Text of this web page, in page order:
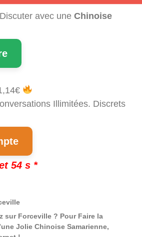
avec une Chinoise
Illimitées. Discrets
53 s *
sur Forceville ? Pour Faire la
Jolie Chinoise Samarienne,